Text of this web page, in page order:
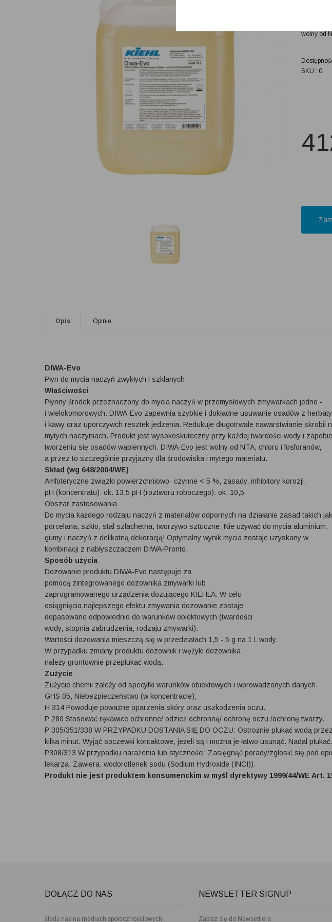
herbaty i
Produkt
wolny od
SKU : 0
Opis Opinie
DIWA-Evo
Płyn do mycia naczyń zwykłych i szklanych
Właściwości
Płynny środek przeznaczony do mycia naczyń w przemysłowych zmywarkach jedno -
i wielokomorowych. DIWA-Evo zapewnia szybkie i dokładne usuwanie osadów z herbaty
i kawy oraz uporczywch resztek jedzenia. Redukuje długotrwale nawarstwianie skrobii
mytych naczyniach. Produkt jest wysokoskuteczny przy każdej twardości wody i
tworzeniu się osadów wapiennych. DIWA-Evo jest wolny od NTA, chloru i fosforanów,
a przez to szczególnie przyjazny dla środowiska i mytego materiału.
Skład (wg 648/2004/WE)
Amfoteryczne związki powierzchniowo- czynne < 5 %, zasady, inhibitory korozji.
pH (koncentratu): ok. 13,5 pH (roztworu roboczego): ok. 10,5
Obszar zastosowania
Do mycia każdego rodzaju naczyń z materiałów odpornych na działanie zasad takich
porcelana, szkło, stal szlachetna, tworzywo sztuczne. Nie używać do mycia aluminium,
gumy i naczyń z delikatną dekoracją! Optymalny wynik mycia zostaje uzyskany w
kombinacji z nabłyszczaczem DIWA-Pronto.
Sposób użycia
Dozowanie produktu DIWA-Evo następuje za
pomocą zintegrowanego dozownika zmywarki lub
zaprogramowanego urządzenia dozującego KIEHLA. W celu
osiągnięcia najlepszego efektu zmywania dozowanie zostaje
dopasowane odpowiednio do warunków obiektowych (twardości
wody, stopnia zabrudzenia, rodzaju zmywarki).
Wartości dozowania mieszczą się w przedziałach 1,5 - 5 g na 1 L wody.
W przypadku zmiany produktu dozownik i wężyki dozownika
należy gruntownie przepłukać wodą.
Zużycie
Zużycie chemii zależy od specyfki warunków obiektowych i wprowadzonych danych.
GHS 05, Niebezpieczeństwo (w koncentracie);
H 314 Powoduje poważne oparzenia skóry oraz uszkodzenia oczu.
P 280 Stosować rękawice ochronne/ odzież ochronną/ ochronę oczu /ochronę twarzy.
P 305/351/338 W PRZYPADKU DOSTANIA SIĘ DO OCZU: Ostrożnie płukać wodą przez
kilka minut. Wyjąć soczewki kontaktowe, jeżeli są i można je łatwo usunąć. Nadal płukać.
P308/313 W przypadku narażenia lub styczności: Zasięgnąć porady/zgłosić się pod
lekarza. Zawiera: wodorotlenek sodu (Sodium Hydroxide (INCI)).
Produkt nie jest produktem konsumenckim w myśl dyrektywy 1999/44/WE Art. 1!
DOŁĄCZ DO NAS
śledź nas na mediach społecznościowych
NEWSLETTER SIGNUP
Zapisz się do Newsettlera